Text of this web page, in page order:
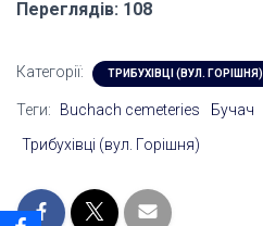
Переглядів: 108
Категорії: ТРИБУХІВЦІ (ВУЛ. ГОРІШНЯ)
Теги: Buchach cemeteries Бучач
Трибухівці (вул. Горішня)